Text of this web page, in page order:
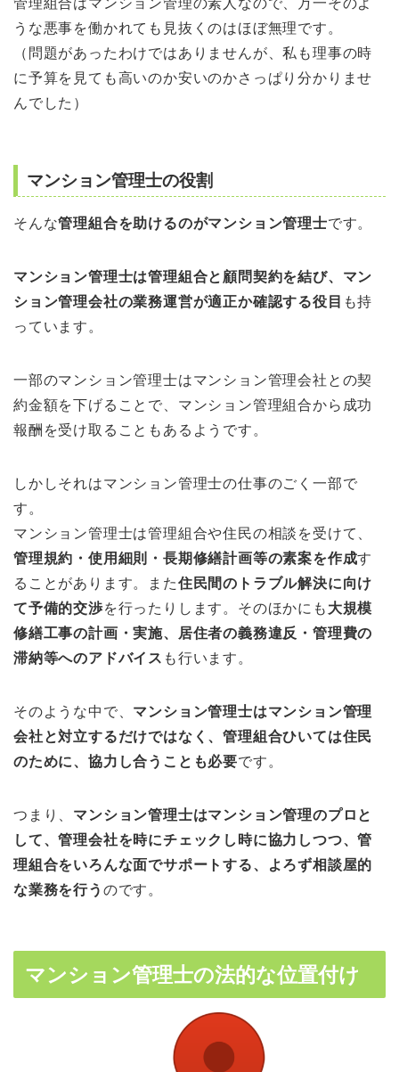
管理組合はマンション管理の素人なので、万一そのよ
うな悪事を働かれても見抜くのはほぼ無理です。
（問題があったわけではありませんが、私も理事の時
に予算を見ても高いのか安いのかさっぱり分かりませ
んでした）
マンション管理士の役割
そんな管理組合を助けるのがマンション管理士です。
マンション管理士は管理組合と顧問契約を結び、マン
ション管理会社の業務運営が適正か確認する役目 も持
っています。
一部のマンション管理士はマンション管理会社との契
約金額を下げることで、マンション管理組合から成功
報酬を受け取ることもあるようです。
しかしそれはマンション管理士の仕事のごく一部で
す。
マンション管理士は管理組合や住民の相談を受けて、
管理規約・使用細則・長期修繕計画等の素案を作成す
ることがあります。また住民間のトラブル解決に向け
て予備的交渉を行ったりします。そのほかにも 大規模
修繕工事の計画・実施、居住者の義務違反・管理費の
滞納等へのアドバイス も行います。
そのような中で、 マンション管理士はマンション管理
会社と対立するだけではなく、管理組合ひいては住民
のために、協力し合うことも必要です。
つまり、 マンション管理士はマンション管理のプロと
して、管理会社を時にチェックし時に協力しつつ、管
理組合をいろんな面でサポートする、よろず相談屋的
な業務を行う のです。
マンション管理士の法的な位置付け